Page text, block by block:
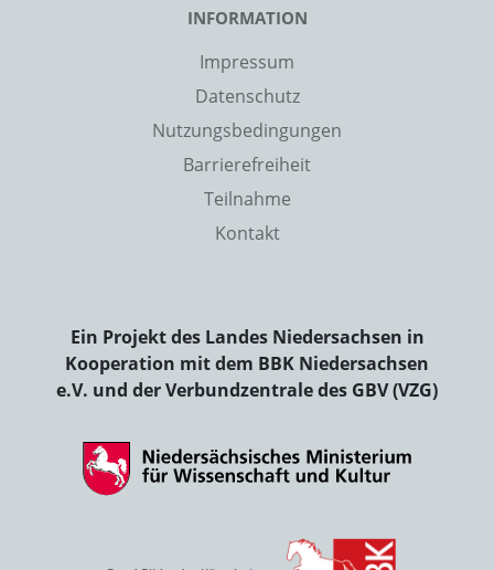
INFORMATION
Impressum
Datenschutz
Nutzungsbedingungen
Barrierefreiheit
Teilnahme
Kontakt
Ein Projekt des Landes Niedersachsen in
Kooperation mit dem BBK Niedersachsen
e.V. und der Verbundzentrale des GBV (VZG)